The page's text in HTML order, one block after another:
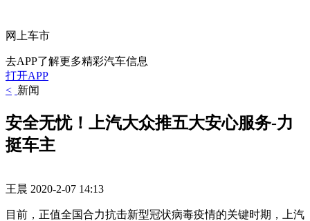
网上车市
去APP了解更多精彩汽车信息
打开APP
< 新闻
安全无忧！上汽大众推五大安心服务-力
挺车主
王晨 2020-2-07 14:13
目前，正值全国合力抗击新型冠状病毒疫情的关键时期，
上汽